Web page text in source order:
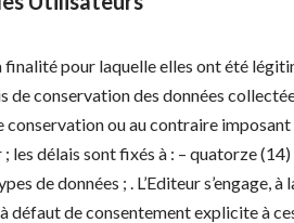
finalité pour laquelle elles ont été
conservation des données
ou au contraire
délais sont fixés à : – quatorze
de données ; . L’Editeur
de consentement explicite à